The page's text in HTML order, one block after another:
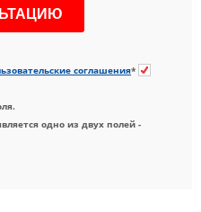
соглашения*
одно из двух полей -